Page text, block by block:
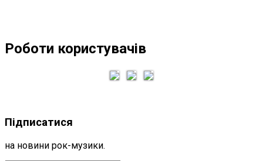
Роботи користувачів
Підписатися
на новини рок-музики.